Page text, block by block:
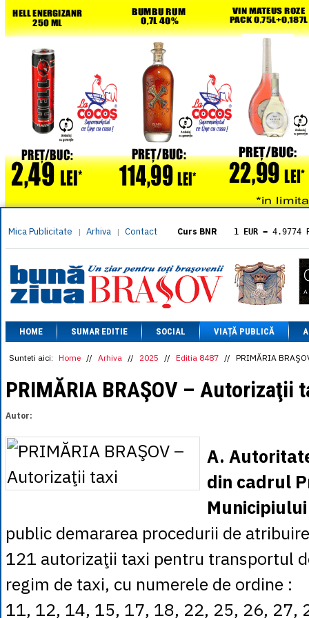
Mica Publicitate | Arhiva | Contact Curs BNR 1 EUR = 4.9774
= 5.8304
1 XAU= 464.4611
1 AED= 1.1933
1 AUD= 2.7957
1 BGN= 2.5449
1 CAD= 3.1559
1 CHF= 5.2813
1 CNY= 0.6015
1 DKK
= 0.6668
1 EGP= 0.0860
= 1.2223
1 MDL= 0.2538
1 NOK= 0.4191
1 PLN= 1.1646
= 0.0425
1 RUB= 0.0530
1 SEK= 0.4526
1 TRY = 0.1141
1 UAH = 0.1048
1 XDR= 5.9383
1 ZAR= 0.2318
HOME SUMAR EDITIE SOCIAL VIAȚĂ PUBLICĂ
Sunteti aici: Home // Arhiva // 2025 // Editia 8487 // PRIMĂRIA
PRIMĂRIA BRAŞOV – Autorizaţii
Autor:
A.
din cadrul
public demararea procedurii de
121 autorizaţii taxi pentru transportul
regim de taxi, cu numerele de ordine :
11, 12, 14, 15, 17, 18, 22, 25, 26, 27,